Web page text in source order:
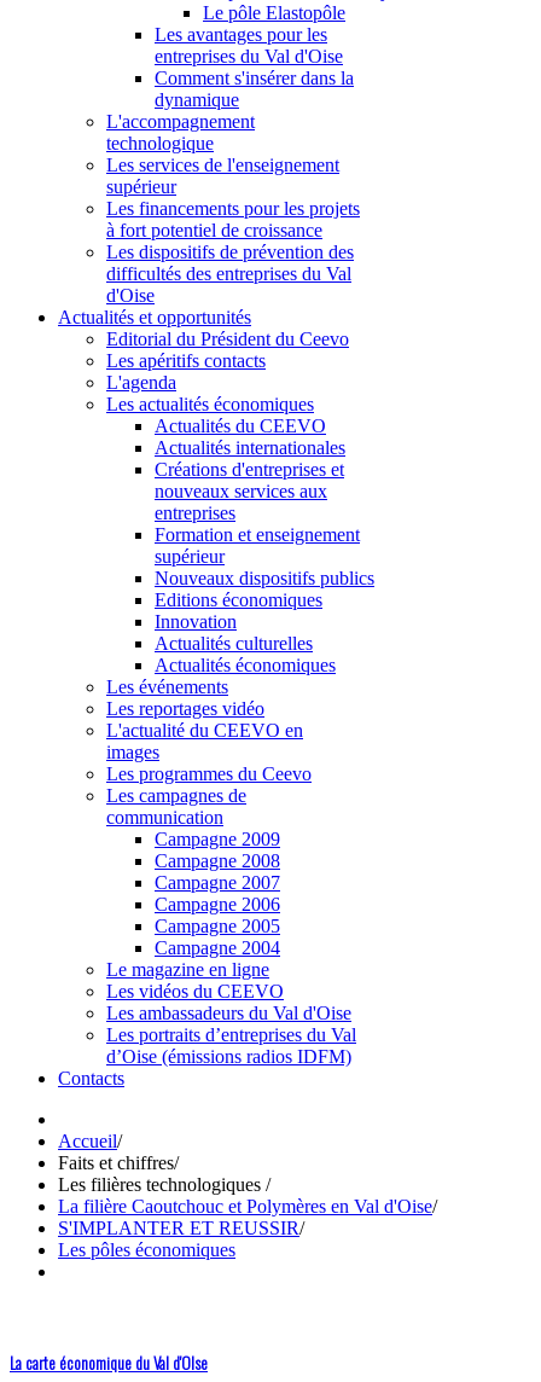
Le pôle Elastopôle
Les avantages pour les
entreprises du Val d'Oise
Comment s'insérer dans la
dynamique
L'accompagnement
technologique
Les services de l'enseignement
supérieur
Les financements pour les projets
à fort potentiel de croissance
Les dispositifs de prévention des
difficultés des entreprises du Val
d'Oise
Actualités et opportunités
Editorial du Président du Ceevo
Les apéritifs contacts
L'agenda
Les actualités économiques
Actualités du CEEVO
Actualités internationales
Créations d'entreprises et
nouveaux services aux
entreprises
Formation et enseignement
supérieur
Nouveaux dispositifs publics
Editions économiques
Innovation
Actualités culturelles
Actualités économiques
Les événements
Les reportages vidéo
L'actualité du CEEVO en
images
Les programmes du Ceevo
Les campagnes de
communication
Campagne 2009
Campagne 2008
Campagne 2007
Campagne 2006
Campagne 2005
Campagne 2004
Le magazine en ligne
Les vidéos du CEEVO
Les ambassadeurs du Val d'Oise
Les portraits d’entreprises du Val
d’Oise (émissions radios IDFM)
Contacts
Accueil/
Faits et chiffres/
Les filières technologiques /
La filière Caoutchouc et Polymères en Val d'Oise/
S'IMPLANTER ET REUSSIR/
Les pôles économiques
La carte économique du Val d'OIse